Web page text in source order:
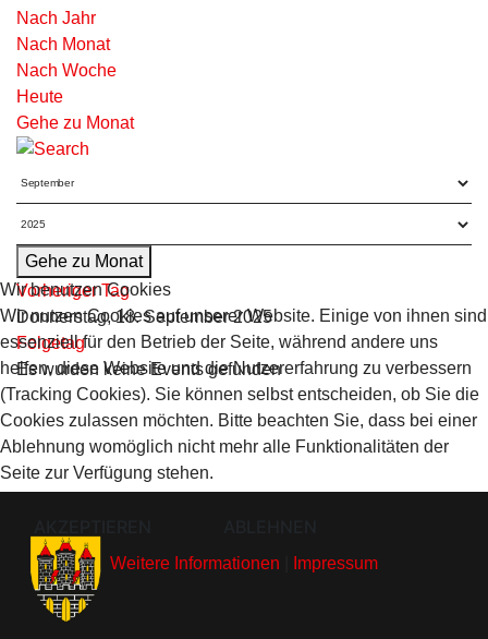
Nach Jahr
Nach Monat
Nach Woche
Heute
Gehe zu Monat
Gehe zu Monat
Vorheriger Tag
Donnerstag, 18. September 2025
Folgetag
Es wurden keine Events gefunden
Wir benutzen Cookies
Wir nutzen Cookies auf unserer Website. Einige von ihnen sind
essenziell für den Betrieb der Seite, während andere uns
helfen, diese Website und die Nutzererfahrung zu verbessern
(Tracking Cookies). Sie können selbst entscheiden, ob Sie die
Cookies zulassen möchten. Bitte beachten Sie, dass bei einer
Ablehnung womöglich nicht mehr alle Funktionalitäten der
Seite zur Verfügung stehen.
Weitere Informationen Impressum